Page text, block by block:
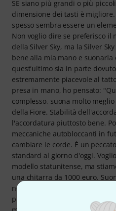
SE siano più grandi o più
dimensione dei tasti è
spesso sembra essere un
Non voglio dire se preferisco il
della Silver Sky, ma la Silver
bene alla mia mano e suonarla
quest'ultimo sia in parte
estremamente piacevole al
presa in mano, ho pensato:
complesso, suona molto
della Fiore. Stabilità
l'accordatura piuttosto bene.
meccaniche autobloccanti in
cambiare le corde. È un
standard al giorno d'oggi.
modello statunitense, ma
una chitarra da 1000 euro.
non sono molto bravo a
piace molto. Mi piace anche il